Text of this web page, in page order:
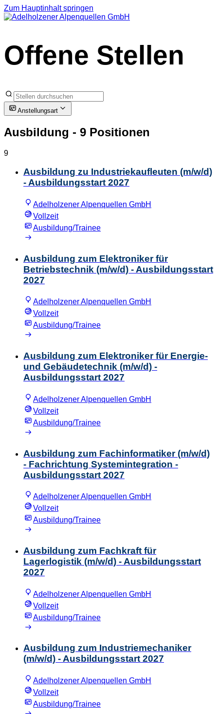
Zum Hauptinhalt springen
Offene Stellen
Anstellungsart
Ausbildung - 9 Positionen
9
Ausbildung zu Industriekaufleuten (m/w/d)
- Ausbildungsstart 2027
Adelholzener Alpenquellen GmbH
Vollzeit
Ausbildung/Trainee
Ausbildung zum Elektroniker für
Betriebstechnik (m/w/d) - Ausbildungsstart
2027
Adelholzener Alpenquellen GmbH
Vollzeit
Ausbildung/Trainee
Ausbildung zum Elektroniker für Energie-
und Gebäudetechnik (m/w/d) -
Ausbildungsstart 2027
Adelholzener Alpenquellen GmbH
Vollzeit
Ausbildung/Trainee
Ausbildung zum Fachinformatiker (m/w/d)
- Fachrichtung Systemintegration -
Ausbildungsstart 2027
Adelholzener Alpenquellen GmbH
Vollzeit
Ausbildung/Trainee
Ausbildung zum Fachkraft für
Lagerlogistik (m/w/d) - Ausbildungsstart
2027
Adelholzener Alpenquellen GmbH
Vollzeit
Ausbildung/Trainee
Ausbildung zum Industriemechaniker
(m/w/d) - Ausbildungsstart 2027
Adelholzener Alpenquellen GmbH
Vollzeit
Ausbildung/Trainee